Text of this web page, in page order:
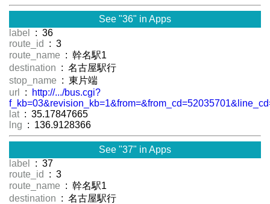
See "36" in Apps
label
: 36
route_id
: 3
route_name : 幹名駅1
destination : 名古屋駅行
stop_name : 東片端
url
:
http://.../bus.cgi?
lat : 35.17847665
lng : 136.9128366
See "37" in Apps
label
: 37
route_id
: 3
route_name : 幹名駅1
destination : 名古屋駅行